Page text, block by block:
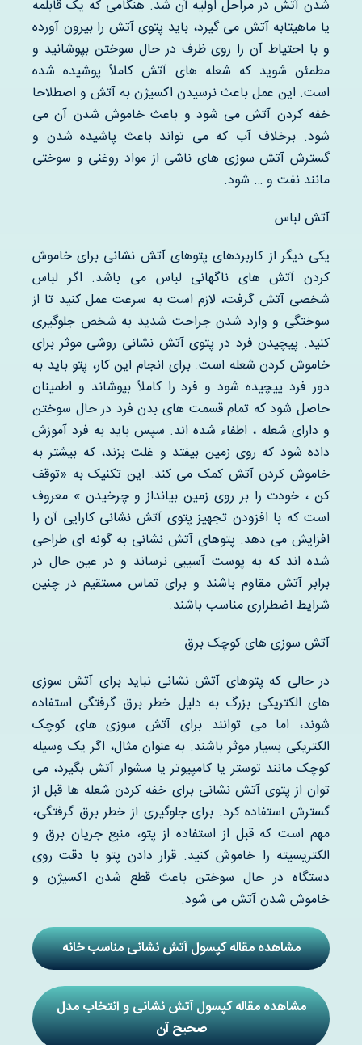
شدن آتش در مراحل اولیه آن شد. هنگامی که یک قابلمه
یا ماهیتابه آتش می گیرد، باید پتوی آتش را بیرون آورده
و با احتیاط آن را روی ظرف در حال سوختن بپوشانید و
مطمئن شوید که شعله های آتش کاملاً پوشیده شده
است. این عمل باعث نرسیدن اکسیژن به آتش و اصطلاحا
خفه کردن آتش می شود و باعث خاموش شدن آن می
شود. برخلاف آب که می تواند باعث پاشیده شدن و
گسترش آتش سوزی های ناشی از مواد روغنی و سوختی
مانند نفت و … شود.
آتش لباس
یکی دیگر از کاربردهای پتوهای آتش نشانی برای خاموش
کردن آتش های ناگهانی لباس می باشد. اگر لباس
شخصی آتش گرفت، لازم است به سرعت عمل کنید تا از
سوختگی و وارد شدن جراحت شدید به شخص جلوگیری
کنید. پیچیدن فرد در پتوی آتش نشانی روشی موثر برای
خاموش کردن شعله است. برای انجام این کار، پتو باید به
دور فرد پیچیده شود و فرد را کاملاً بپوشاند و اطمینان
حاصل شود که تمام قسمت های بدن فرد در حال سوختن
و دارای شعله ، اطفاء شده اند. سپس باید به فرد آموزش
داده شود که روی زمین بیفتد و غلت بزند، که بیشتر به
خاموش کردن آتش کمک می کند. این تکنیک به «توقف
کن ، خودت را بر روی زمین بیانداز و چرخیدن » معروف
است که با افزودن تجهیز پتوی آتش نشانی کارایی آن را
افزایش می دهد. پتوهای آتش نشانی به گونه ای طراحی
شده اند که به پوست آسیبی نرساند و در عین حال در
برابر آتش مقاوم باشند و برای تماس مستقیم در چنین
شرایط اضطراری مناسب باشند.
آتش سوزی های کوچک برق
در حالی که پتوهای آتش نشانی نباید برای آتش سوزی
های الکتریکی بزرگ به دلیل خطر برق گرفتگی استفاده
شوند، اما می توانند برای آتش سوزی های کوچک
الکتریکی بسیار موثر باشند. به عنوان مثال، اگر یک وسیله
کوچک مانند توستر یا کامپیوتر یا سشوار آتش بگیرد، می
توان از پتوی آتش نشانی برای خفه کردن شعله ها قبل از
گسترش استفاده کرد. برای جلوگیری از خطر برق گرفتگی،
مهم است که قبل از استفاده از پتو، منبع جریان برق و
الکتریسیته را خاموش کنید. قرار دادن پتو با دقت روی
دستگاه در حال سوختن باعث قطع شدن اکسیژن و
خاموش شدن آتش می شود.
مشاهده مقاله کپسول آتش نشانی مناسب خانه
مشاهده مقاله کپسول آتش نشانی و انتخاب مدل
صحیح آن